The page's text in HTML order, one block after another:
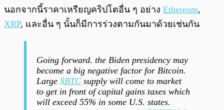
นอกจากนี้ราคาเหรียญคริปโตอื่น ๆ อย่าง Ethereum,
XRP, และอื่น ๆ นั้นก็มีการร่วงตามกันมาด้วยเช่นกัน
Going forward. the Biden presidency may
become a big negative factor for Bitcoin.
Large $BTC supply will come to market
to get in front of capital gains taxes which
will exceed 55% in some U.S. states.